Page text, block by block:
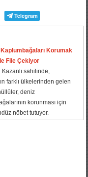
Telegram
Korumak
File Çekiyor
Kazanlı sahilinde,
farklı ülkelerinden gelen
deniz
korunması için
nöbet tutuyor.